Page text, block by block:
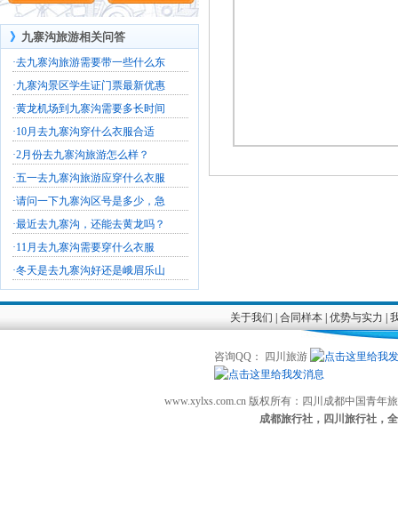
》 九寨沟旅游相关问答
·去九寨沟旅游需要带一些什么东
·九寨沟景区学生证门票最新优惠
·黄龙机场到九寨沟需要多长时间
·10月去九寨沟穿什么衣服合适
·2月份去九寨沟旅游怎么样？
·五一去九寨沟旅游应穿什么衣服
·请问一下九寨沟区号是多少，急
·最近去九寨沟，还能去黄龙吗？
·11月去九寨沟需要穿什么衣服
·冬天是去九寨沟好还是峨眉乐山
关于我们 合同样本| 优势与实力
咨询QQ： 四川旅游
www.xylxs.com.cn 版权所有：四川成都中国青
成都旅行社，四川旅行社，